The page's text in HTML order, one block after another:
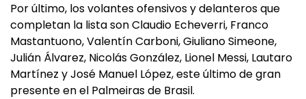
Por último, los volantes ofensivos y delanteros que
completan la lista son Claudio Echeverri, Franco
Mastantuono, Valentín Carboni, Giuliano Simeone,
Julián Álvarez, Nicolás González, Lionel Messi, Lautaro
Martínez y José Manuel López, este último de gran
presente en el Palmeiras de Brasil.